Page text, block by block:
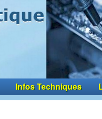
Infos Techniques